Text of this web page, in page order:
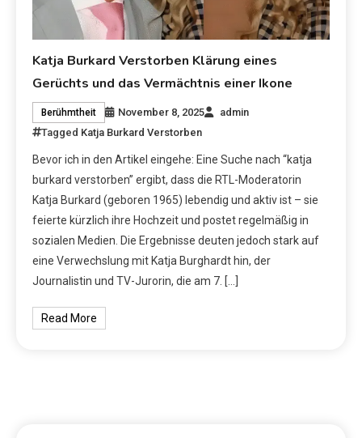
Katja Burkard Verstorben Klärung eines
Gerüchts und das Vermächtnis einer Ikone
Berühmtheit November 8, 2025
admin
Tagged Katja Burkard Verstorben
Bevor ich in den Artikel eingehe: Eine Suche nach “katja
burkard verstorben” ergibt, dass die RTL-Moderatorin
Katja Burkard (geboren 1965) lebendig und aktiv ist – sie
feierte kürzlich ihre Hochzeit und postet regelmäßig in
sozialen Medien. Die Ergebnisse deuten jedoch stark auf
eine Verwechslung mit Katja Burghardt hin, der
Journalistin und TV-Jurorin, die am 7. […]
Read More